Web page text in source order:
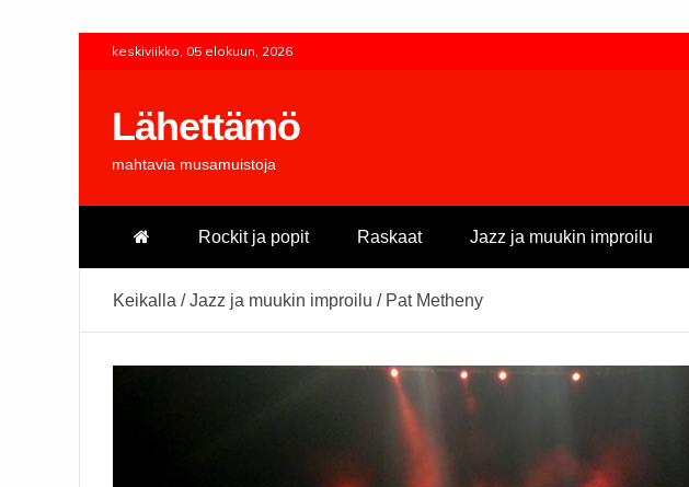
keskiviikko, 05 elokuun, 2026
Lähettämö
mahtavia musamuistoja
Rockit ja popit Raskaat Jazz ja muukin improilu
Keikalla /Jazz ja muukin improilu / Pat Metheny